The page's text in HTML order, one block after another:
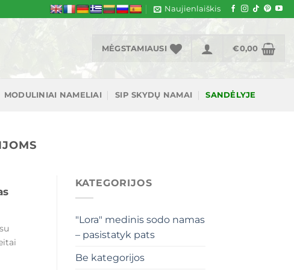
Naujienlaiškis
MĖGSTAMIAUSI €0,00
MODULINIAI NAMELIAI SIP SKYDŲ NAMAI SANDĖLYJE
KATEGORIJOS
"Lora" medinis sodo namas
– pasistatyk pats
Be kategorijos